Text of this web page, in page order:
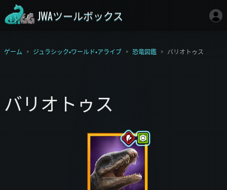
JWAツールボックス
ゲーム ジュラシック・ワールド・アライブ 恐竜図鑑 バリオトゥス
バリオトゥス